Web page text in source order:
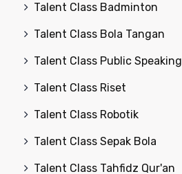
Talent Class Badminton
Talent Class Bola Tangan
Talent Class Public Speaking
Talent Class Riset
Talent Class Robotik
Talent Class Sepak Bola
Talent Class Tahfidz Qur'an